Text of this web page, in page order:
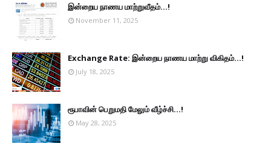
இன்றைய நாணய மாற்றுவீதம்...!
November 11, 2025
Exchange Rate: இன்றைய நாணய மாற்று விகிதம்...!
July 18, 2025
ரூபாவின் பெறுமதி மேலும் வீழ்ச்சி...!
May 28, 2025